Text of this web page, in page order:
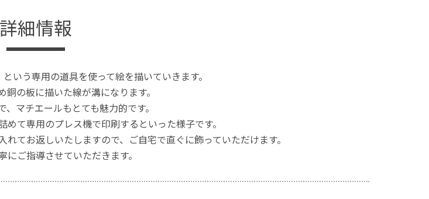
詳細情報
いう専用の道具を使って絵を描いていきます。
の板に描いた線が溝になります。
マチエールもとても魅力的です。
て専用のプレス機で印刷するといった様子です。
てお返しいたしますので、ご自宅で直ぐに飾っていただけます。
ご指導させていただきます。